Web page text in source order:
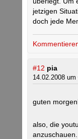
jetzigen
doch jede
#12 pia
14.02.2008 um
guten
also, die